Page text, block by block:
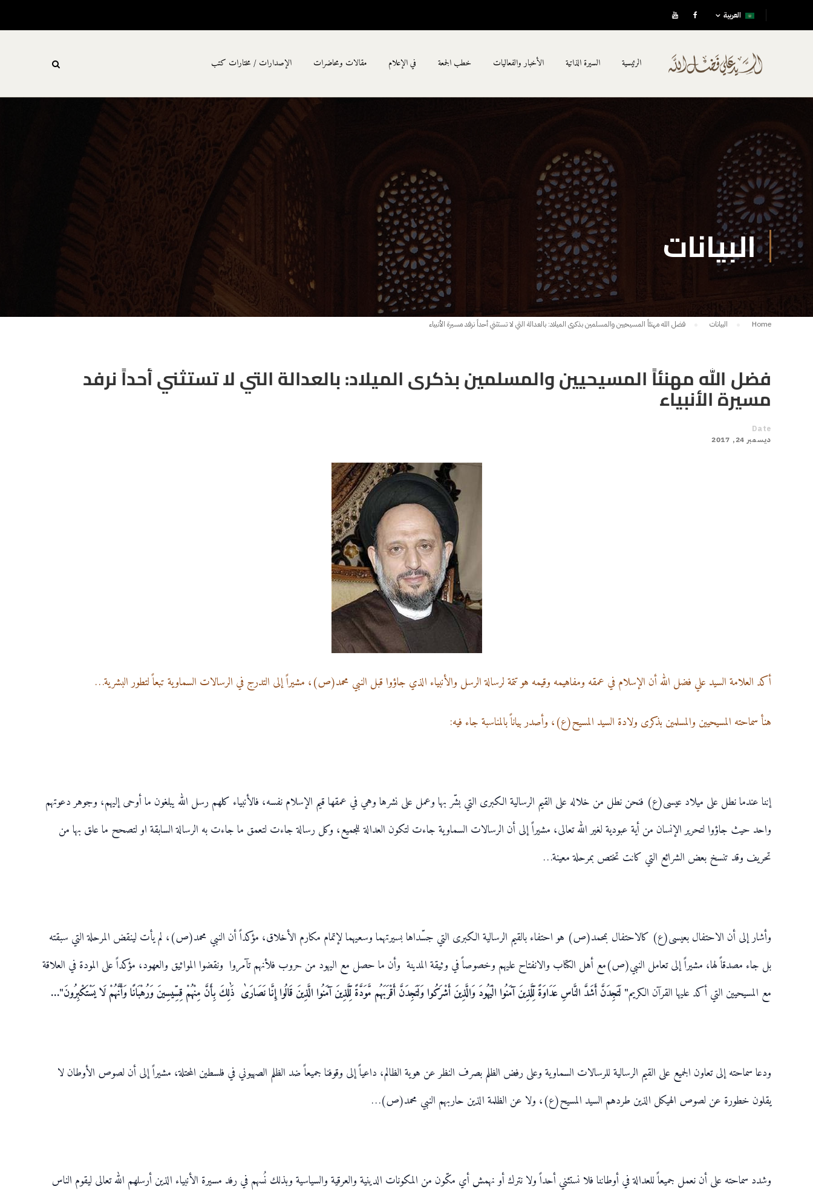
العربية
الرئيسية السيرة الذاتية الأخبار والفعاليات خطب الجمعة في الإعلام مقالات ومحاضرات الإصدارات / مختارات كتب
البيانات
Home البيانات فضل الله مهنئاً المسيحيين والمسلمين بذكرى الميلاد: بالعدالة التي لا تستثني أحداً نرفد مسيرة الأنبياء
فضل الله مهنئاً المسيحيين والمسلمين بذكرى الميلاد: بالعدالة التي لا تستثني أحداً نرفد
مسيرة الأنبياء
Date
ديسمبر 24, 2017
أكد العلامة السيد علي فضل الله أن الإسلام في عمقه ومفاهيمه وقيمه هو تتمة لرسالة الرسل والأنبياء الذي جاؤوا قبل النبي محمد(ص)، مشيراً إلى التدرج في الرسالات السماوية تبعاً لتطور البشرية…
هنأ سماحته المسيحيين والمسلمين بذكرى ولادة السيد المسيح(ع)، وأصدر بياناً بالمناسبة جاء فيه:
إننا عندما نطل على ميلاد عيسى(ع) فنحن نطل من خلاله على القيم الرسالية الكبرى التي بشّر بها وعمل على نشرها وهي في عمقها قيم الإسلام نفسه، فالأنبياء كلهم رسل الله يبلغون ما أوحى إليهم، وجوهر دعوتهم
واحد حيث جاؤوا لتحرير الإنسان من أية عبودية لغير الله تعالى، مشيراً إلى أن الرسالات السماوية جاءت لتكون العدالة للجميع، وكل رسالة جاءت لتعمق ما جاءت به الرسالة السابقة او لتصحح ما علق بها من
تحريف وقد تنسخ بعض الشرائع التي كانت تختص بمرحلة معينة…
وأشار إلى أن الاحتفال بعيسى(ع) كالاحتفال بمحمد(ص) هو احتفاء بالقيم الرسالية الكبرى التي جسّداها بسيرتهما وسعيهما لإتمام مكارم الأخلاق، مؤكداً أن النبي محمد(ص)، لم يأت لينقض المرحلة التي سبقته
بل جاء مصدقاً لها، مشيراً إلى تعامل النبي(ص)مع أهل الكتاب والانفتاح عليهم وخصوصاً في وثيقة المدينة وأن ما حصل مع اليهود من حروب فلأنهم تآمروا ونقضوا المواثيق والعهود، مؤكداً على المودة في العلاقة
مع المسيحيين التي أكد عليها القرآن الكريم" لَتَجِدَنَّ أَشَدَّ النَّاسِ عَدَاوَةً لِّلَّذِينَ آمَنُوا الْيَهُودَ وَالَّذِينَ أَشْرَكُوا وَلَتَجِدَنَّ أَقْرَبَهُم مَّوَدَّةً لِّلَّذِينَ آمَنُوا الَّذِينَ قَالُوا إِنَّا نَصَارَىٰ ذَٰلِكَ بِأَنَّ مِنْهُمْ قِسِّيسِينَ وَرُهْبَانًا وَأَنَّهُمْ لَا يَسْتَكْبِرُونَ"…
ودعا سماحته إلى تعاون الجميع على القيم الرسالية للرسالات السماوية وعلى رفض الظلم بصرف النظر عن هوية الظالم، داعياً إلى وقوفنا جميعاً ضد الظلم الصهيوني في فلسطين المحتلة، مشيراً إلى أن لصوص الأوطان لا
يقلون خطورة عن لصوص الهيكل الذين طردهم السيد المسيح(ع)، ولا عن الظلمة الذين حاربهم النبي محمد(ص)…
وشدد سماحته على أن نعمل جميعاً للعدالة في أوطاننا فلا نستثني أحداً ولا نترك أو نهمش أي مكّون من المكونات الدينية والعرقية والسياسية وبذلك نُسهم في رفد مسيرة الأنبياء الذين أرسلهم الله تعالى ليقوم الناس